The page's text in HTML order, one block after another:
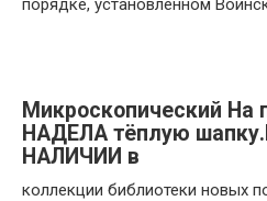
Микроскопический На
НАДЕЛА тёплую
НАЛИЧИИ в
коллекции библиотеки новых